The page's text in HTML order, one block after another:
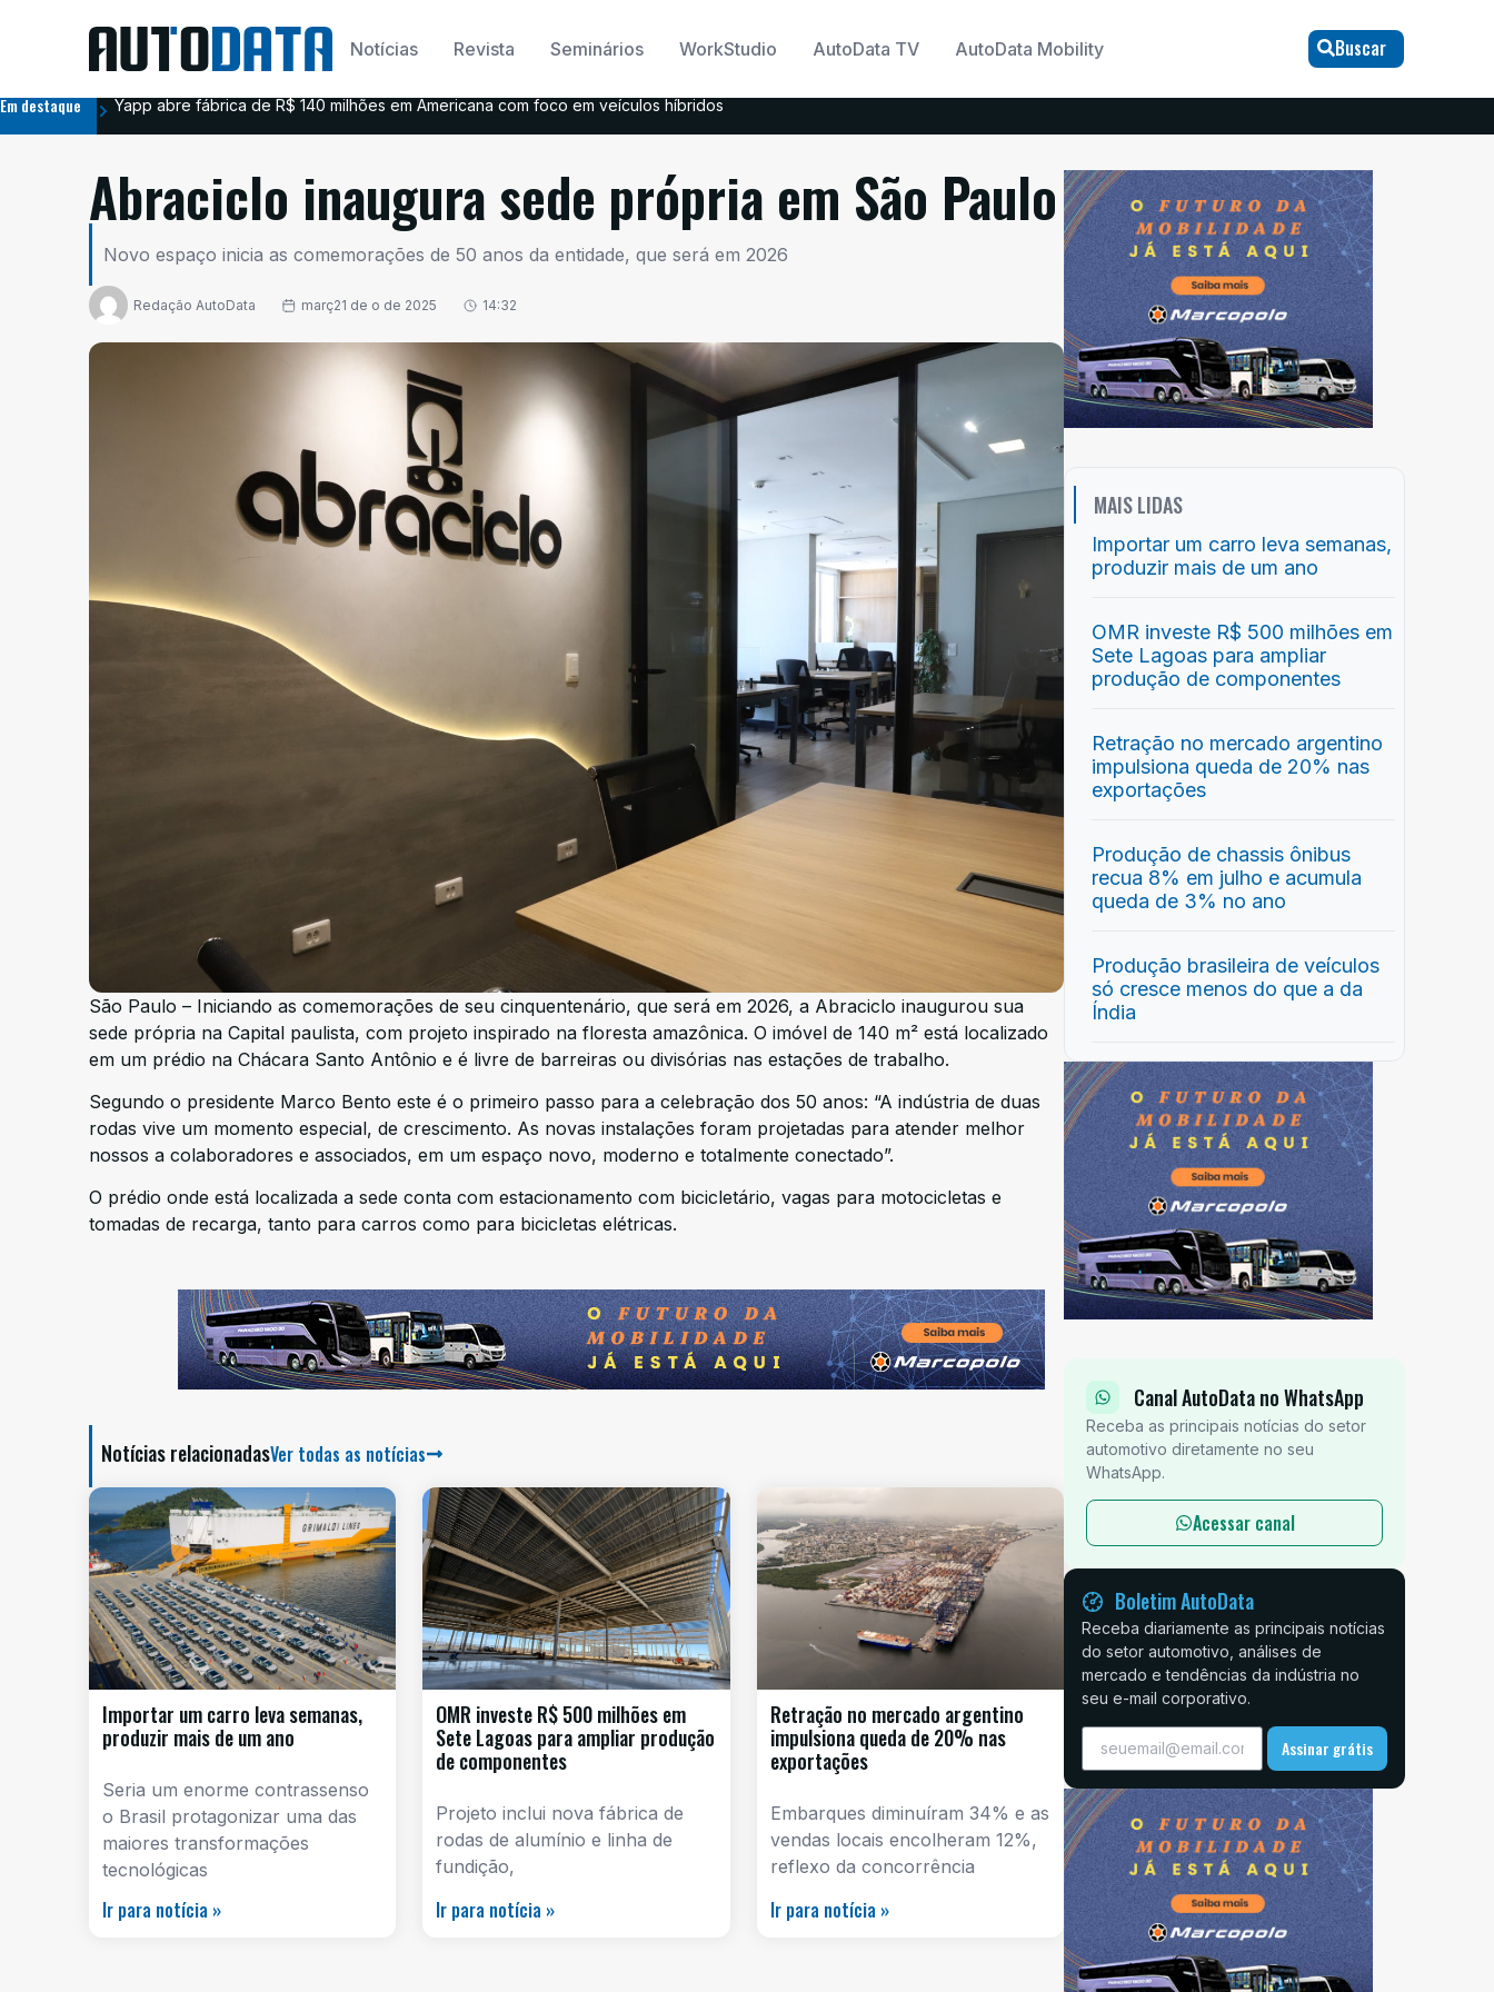
Notícias Revista Seminários WorkStudio AutoData TV AutoData Mobility Buscar
Em destaque Yapp abre fábrica de R$ 140 milhões em Americana com foco em veículos híbridos
Abraciclo inaugura sede própria em São Paulo
Novo espaço inicia as comemorações de 50 anos da entidade, que será em 2026
Redação AutoData març21 de o de 2025 14:32
São Paulo – Iniciando as comemorações de seu cinquentenário, que será em 2026, a Abraciclo inaugurou sua
sede própria na Capital paulista, com projeto inspirado na floresta amazônica. O imóvel de 140 m² está localizado
em um prédio na Chácara Santo Antônio e é livre de barreiras ou divisórias nas estações de trabalho.
Segundo o presidente Marco Bento este é o primeiro passo para a celebração dos 50 anos: “A indústria de duas
rodas vive um momento especial, de crescimento. As novas instalações foram projetadas para atender melhor
nossos a colaboradores e associados, em um espaço novo, moderno e totalmente conectado”.
O prédio onde está localizada a sede conta com estacionamento com bicicletário, vagas para motocicletas e
tomadas de recarga, tanto para carros como para bicicletas elétricas.
Notícias relacionadasVer todas as notícias
Importar um carro leva semanas,
produzir mais de um ano
Seria um enorme contrassenso
o Brasil protagonizar uma das
maiores transformações
tecnológicas
Ir para notícia »
OMR investe R$ 500 milhões em
Sete Lagoas para ampliar produção
de componentes
Projeto inclui nova fábrica de
rodas de alumínio e linha de
fundição,
Ir para notícia »
Retração no mercado argentino
impulsiona queda de 20% nas
exportações
Embarques diminuíram 34% e as
vendas locais encolheram 12%,
reflexo da concorrência
Ir para notícia »
MAIS LIDAS
Importar um carro leva semanas,
produzir mais de um ano
OMR investe R$ 500 milhões em
Sete Lagoas para ampliar
produção de componentes
Retração no mercado argentino
impulsiona queda de 20% nas
exportações
Produção de chassis ônibus
recua 8% em julho e acumula
queda de 3% no ano
Produção brasileira de veículos
só cresce menos do que a da
Índia
Canal AutoData no WhatsApp
Receba as principais notícias do setor
automotivo diretamente no seu
WhatsApp.
Acessar canal
Boletim AutoData
Receba diariamente as principais notícias
do setor automotivo, análises de
mercado e tendências da indústria no
seu e-mail corporativo.
Assinar grátis